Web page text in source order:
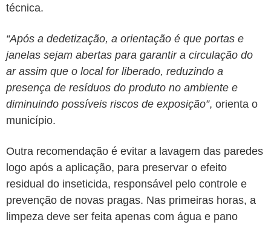
técnica.
“Após a dedetização, a orientação é que portas e
janelas sejam abertas para garantir a circulação do
ar assim que o local for liberado, reduzindo a
presença de resíduos do produto no ambiente e
diminuindo possíveis riscos de exposição”, orienta o
município.
Outra recomendação é evitar a lavagem das paredes
logo após a aplicação, para preservar o efeito
residual do inseticida, responsável pelo controle e
prevenção de novas pragas. Nas primeiras horas, a
limpeza deve ser feita apenas com água e pano